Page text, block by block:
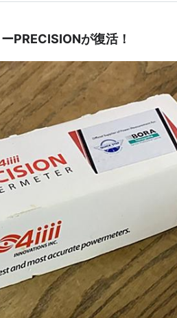
PRECISIONが復活！